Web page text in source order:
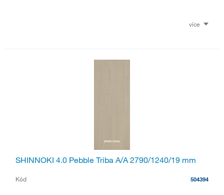
více
SHINNOKI 4.0 Pebble Triba A/A 2790/1240/19 mm
Kód 504394